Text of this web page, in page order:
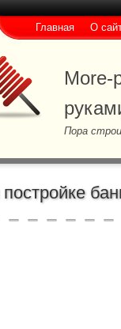
More-
Пора
Главная О